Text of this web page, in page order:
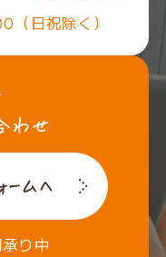
日祝除く）
り中